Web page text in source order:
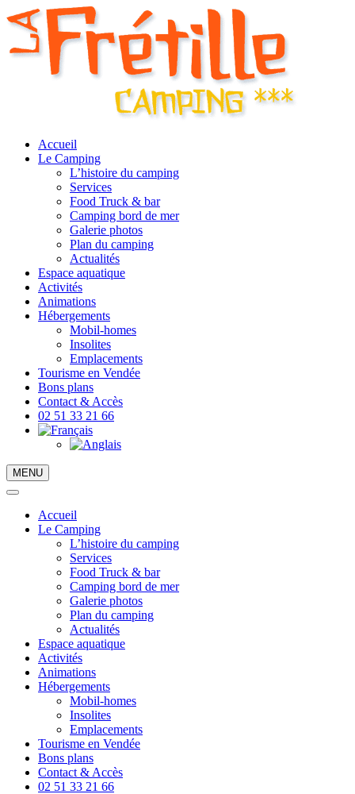
Accueil
Le Camping
L’histoire du camping
Services
Food Truck & bar
Camping bord de mer
Galerie photos
Plan du camping
Actualités
Espace aquatique
Activités
Animations
Hébergements
Mobil-homes
Insolites
Emplacements
Tourisme en Vendée
Bons plans
Contact & Accès
02 51 33 21 66
MENU
Accueil
Le Camping
L’histoire du camping
Services
Food Truck & bar
Camping bord de mer
Galerie photos
Plan du camping
Actualités
Espace aquatique
Activités
Animations
Hébergements
Mobil-homes
Insolites
Emplacements
Tourisme en Vendée
Bons plans
Contact & Accès
02 51 33 21 66